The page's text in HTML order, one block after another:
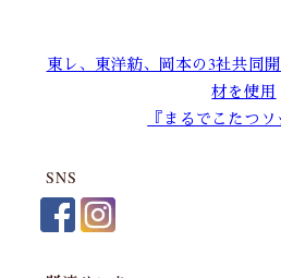
東レ、東洋紡、岡本の3社共同
材を使用
『まるでこたつソ
SNS